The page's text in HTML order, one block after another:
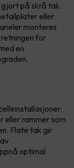
gjort på skrå tak.
eller
monteres
for
en
eller rammer som
Flate tak gir
optimal